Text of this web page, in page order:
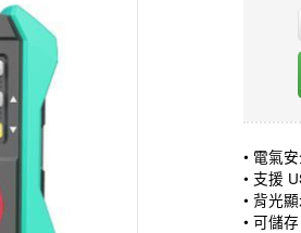
• 電氣
• 支援
• 背光
• 可儲